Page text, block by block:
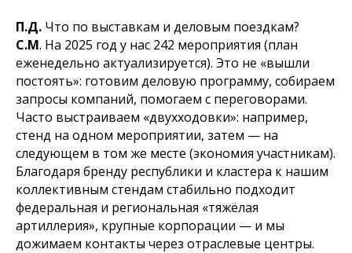
П.Д. Что по выставкам и деловым поездкам?
С.М. На 2025 год у нас 242 мероприятия (план
еженедельно актуализируется). Это не «вышли
постоять»: готовим деловую программу, собираем
запросы компаний, помогаем с переговорами.
Часто выстраиваем «двухходовки»: например,
стенд на одном мероприятии, затем — на
следующем в том же месте (экономия участникам).
Благодаря бренду республики и кластера к нашим
коллективным стендам стабильно подходит
федеральная и региональная «тяжёлая
артиллерия», крупные корпорации — и мы
дожимаем контакты через отраслевые центры.